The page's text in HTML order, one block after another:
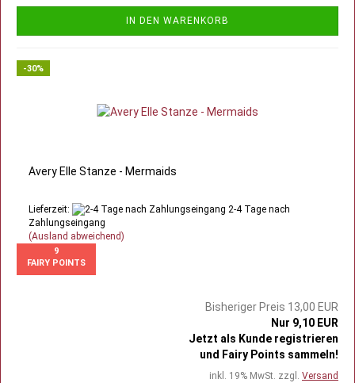
IN DEN WARENKORB
-30%
Avery Elle Stanze - Mermaids
Lieferzeit:
2-4 Tage nach
Zahlungseingang
(Ausland abweichend)
9
FAIRY POINTS
Bisheriger Preis 13,00 EUR
Nur 9,10 EUR
Jetzt als Kunde registrieren
und Fairy Points sammeln!
inkl. 19% MwSt. zzgl. Versand